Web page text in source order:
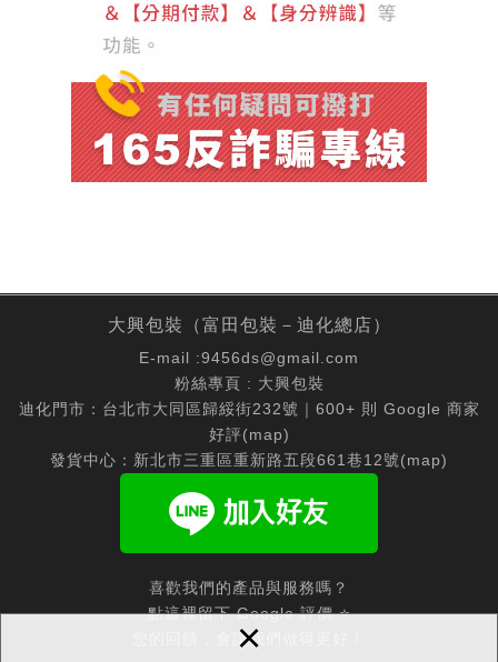
×
大興包裝（富田包裝－迪化總店）
E-mail :9456ds@gmail.com
粉絲專頁 : 大興包裝
迪化門市：台北市大同區歸綏街232號｜600+ 則 Google 商家
好評(map)
發貨中心：新北市三重區重新路五段661巷12號(map)
喜歡我們的產品與服務嗎？
點這裡留下 Google 評價 ⭐
您的回饋，會讓我們做得更好！